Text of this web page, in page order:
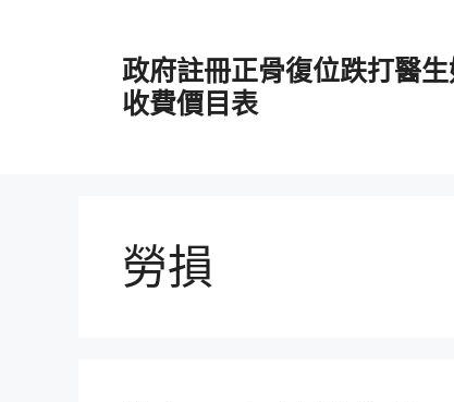
政府註冊正骨復位跌打醫
收費價目表
勞損